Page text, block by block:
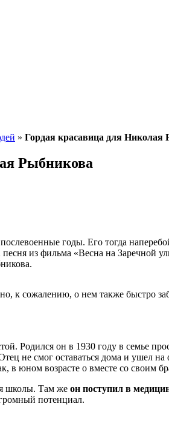
» Гордая красавица для Николая
Рыбникова
годы. Его тогда
из фильма «Весна на Заречной
к сожалению, о нем также быстро
Родился он в 1930 году в семье
не смог оставаться дома и ушел
в юном возрасте о вместе со своим
школы. Там же он поступил в
потенциал.